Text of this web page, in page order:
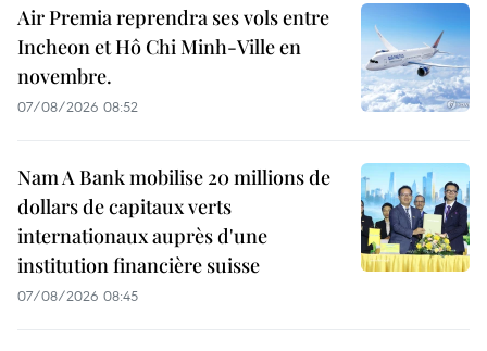
Air Premia reprendra ses vols entre
Incheon et Hô Chi Minh-Ville en
novembre.
07/08/2026 08:52
Nam A Bank mobilise 20 millions de
dollars de capitaux verts
internationaux auprès d'une
institution financière suisse
07/08/2026 08:45